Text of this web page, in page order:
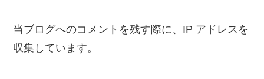
当ブログへのコメントを残す際に、IP アドレスを
収集しています。